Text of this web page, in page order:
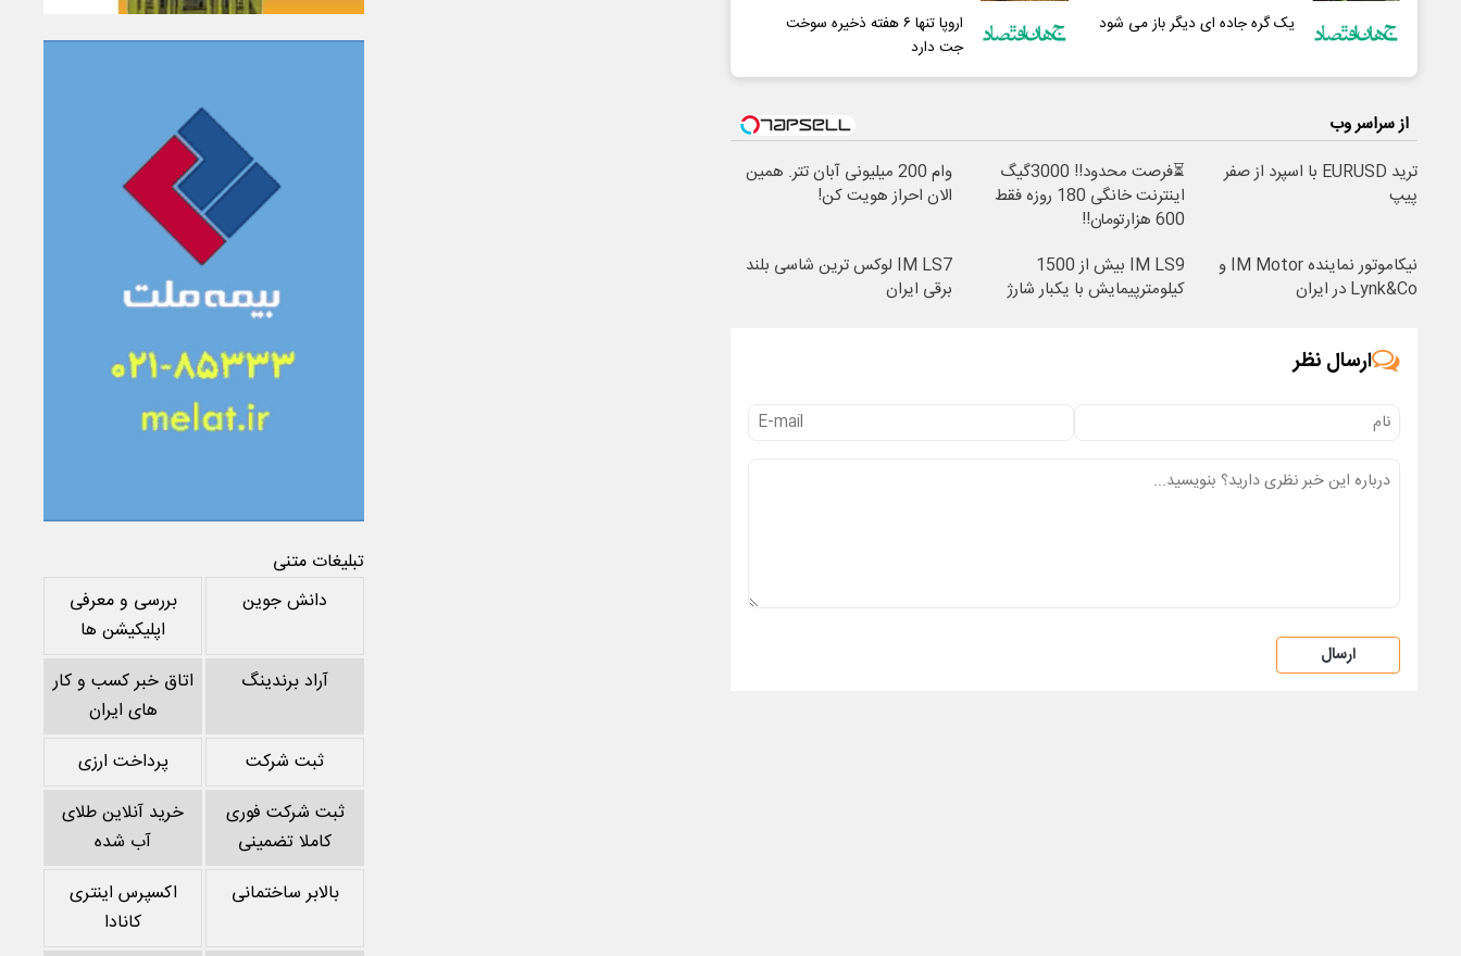
یک گره جاده ای دیگر باز می شود
اروپا تنها ۶ هفته ذخیره سوخت
جت دارد
از سراسر وب
ترید EURUSD با اسپرد از صفر
پیپ
⏳فرصت محدود!! 3000گیگ
اینترنت خانگی 180 روزه فقط
600 هزارتومان!!
وام 200 میلیونی آبان تتر. همین
الان احراز هویت کن!
نیکاموتور نماینده IM Motor و
Lynk&Co در ایران
IM LS9 بیش از 1500
کیلومترپیمایش با یکبار شارژ
IM LS7 لوکس ترین شاسی بلند
برقی ایران
ارسال نظر
ارسال
تبلیغات متنی
دانش جوین
بررسی و معرفی
اپلیکیشن ها
آراد برندینگ
اتاق خبر کسب و کار
های ایران
ثبت شرکت
پرداخت ارزی
ثبت شرکت فوری
کاملا تضمینی
خرید آنلاین طلای
آب شده
بالابر ساختمانی
اکسپرس اینتری
کانادا